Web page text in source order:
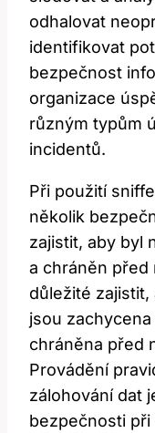
odhalovat
identifikovat
bezpečnost
organizace
různým typům
incidentů.
Při použití
několik
zajistit, aby byl
a chráněn před
důležité zajistit,
jsou
chráněna před
Provádění
zálohování dat
bezpečnosti